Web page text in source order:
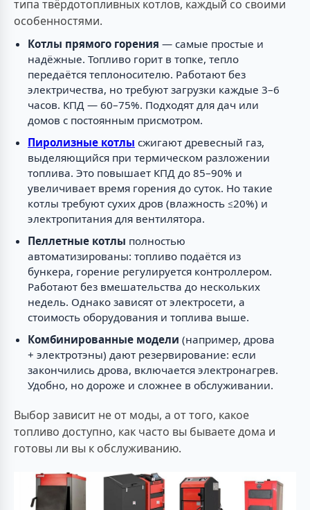
типа твёрдотопливных котлов, каждый со своими
особенностями.
Котлы прямого горения — самые простые и
надёжные. Топливо горит в топке, тепло
передаётся теплоносителю. Работают без
электричества, но требуют загрузки каждые 3–6
часов. КПД — 60–75%. Подходят для дач или
домов с постоянным присмотром.
Пиролизные котлы сжигают древесный газ,
выделяющийся при термическом разложении
топлива. Это повышает КПД до 85–90% и
увеличивает время горения до суток. Но такие
котлы требуют сухих дров (влажность ≤20%) и
электропитания для вентилятора.
Пеллетные котлы полностью
автоматизированы: топливо подаётся из
бункера, горение регулируется контроллером.
Работают без вмешательства до нескольких
недель. Однако зависят от электросети, а
стоимость оборудования и топлива выше.
Комбинированные модели (например, дрова
+ электротэны) дают резервирование: если
закончились дрова, включается электронагрев.
Удобно, но дороже и сложнее в обслуживании.
Выбор зависит не от моды, а от того, какое
топливо доступно, как часто вы бываете дома и
готовы ли вы к обслуживанию.